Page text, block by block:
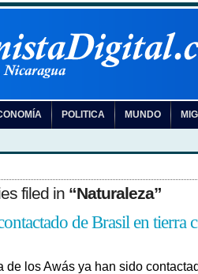
POLITICA MUNDO
filed in “Naturaleza”
de Brasil en tierra
de los Awás ya han sido